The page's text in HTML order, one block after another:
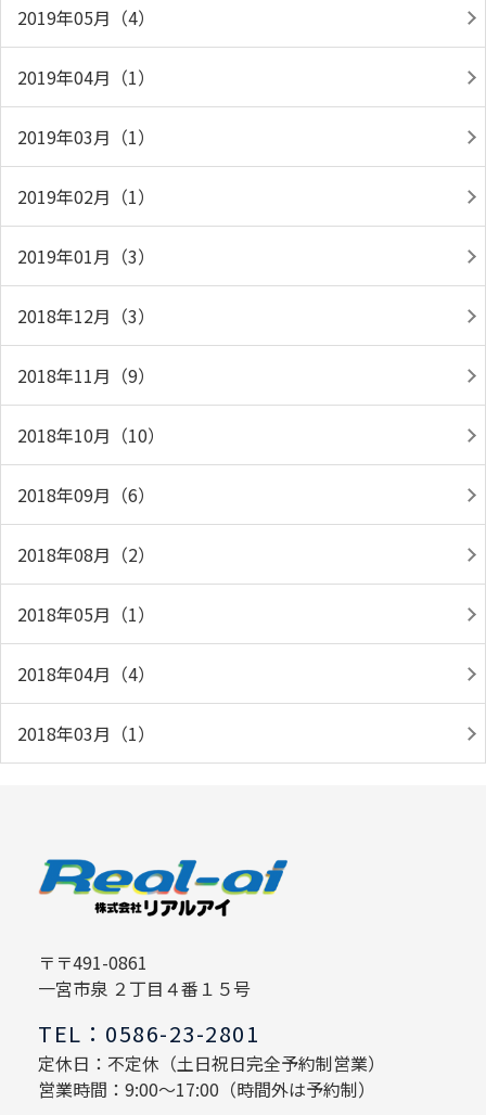
2019年05月（4）
2019年04月（1）
2019年03月（1）
2019年02月（1）
2019年01月（3）
2018年12月（3）
2018年11月（9）
2018年10月（10）
2018年09月（6）
2018年08月（2）
2018年05月（1）
2018年04月（4）
2018年03月（1）
〒〒491-0861
一宮市泉 ２丁目４番１５号
TEL：0586-23-2801
定休日：不定休（土日祝日完全予約制営業）
営業時間：9:00～17:00（時間外は予約制）